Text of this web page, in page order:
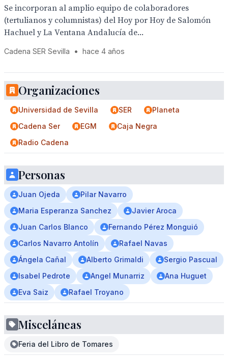
Se incorporan al amplio equipo de colaboradores
(tertulianos y columnistas) del Hoy por Hoy de Salomón
Hachuel y La Ventana Andalucía de...
Cadena SER Sevilla • hace 4 años
Organizaciones
Universidad de Sevilla SER
Planeta
Cadena Ser
EGM
Caja Negra
Radio Cadena
Personas
Juan Ojeda
Pilar Navarro
Maria Esperanza Sanchez
Javier Aroca
Juan Carlos Blanco
Fernando Pérez Monguió
Carlos Navarro Antolín
Rafael Navas
Ángela Cañal
Alberto Grimaldi
Sergio Pascual
Isabel Pedrote
Angel Munarriz
Ana Huguet
Eva Saiz
Rafael Troyano
Misceláneas
Feria del Libro de Tomares